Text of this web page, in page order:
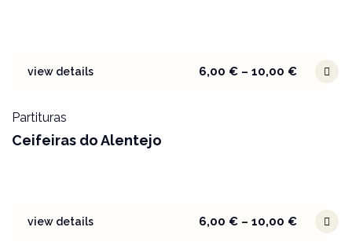
view details 6,00 €– 10,00 €
Partituras
Ceifeiras do Alentejo
view details 6,00 €– 10,00 €